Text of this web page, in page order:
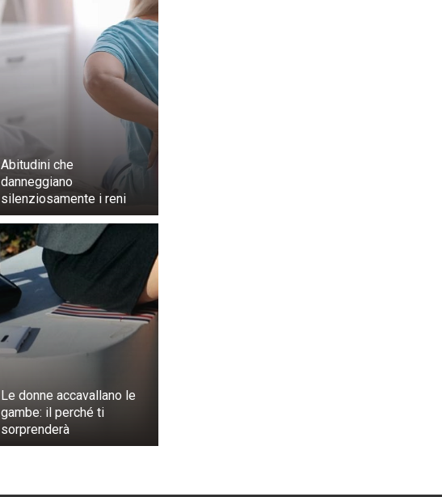
Abitudini che
danneggiano
silenziosamente i reni
Le donne accavallano le
gambe: il perché ti
sorprenderà